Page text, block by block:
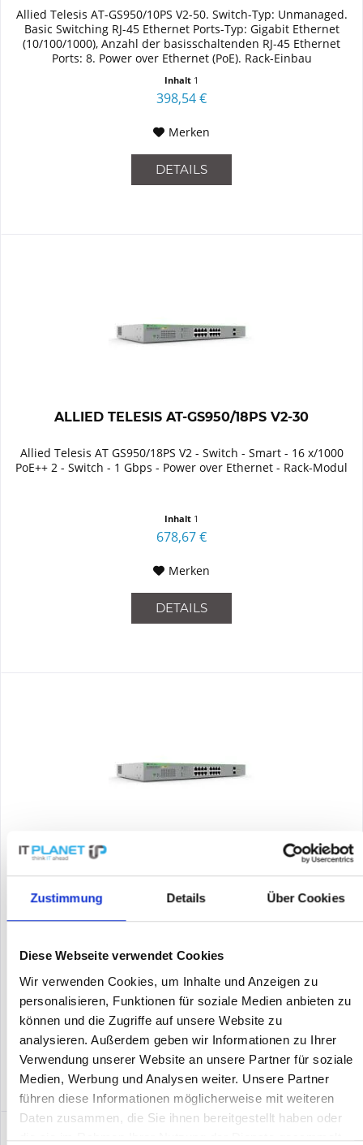
Zustimmung Details Über Cookies
Diese Webseite verwendet Cookies
Wir verwenden Cookies, um Inhalte und Anzeigen zu
personalisieren, Funktionen für soziale Medien anbieten zu
können und die Zugriffe auf unsere Website zu
analysieren. Außerdem geben wir Informationen zu Ihrer
Verwendung unserer Website an unsere Partner für soziale
Medien, Werbung und Analysen weiter. Unsere Partner
führen diese Informationen möglicherweise mit weiteren
Daten zusammen, die Sie ihnen bereitgestellt haben oder
Allied Telesis AT-GS950/10PS V2-50. Switch-Typ: Unmanaged.
Basic Switching RJ-45 Ethernet Ports-Typ: Gigabit Ethernet
(10/100/1000), Anzahl der basisschaltenden RJ-45 Ethernet
Ports: 8. Power over Ethernet (PoE). Rack-Einbau
Inhalt 1
398,54 €
Merken
DETAILS
ALLIED TELESIS AT-GS950/18PS V2-30
Allied Telesis AT GS950/18PS V2 - Switch - Smart - 16 x/1000
PoE++ 2 - Switch - 1 Gbps - Power over Ethernet - Rack-Modul
Inhalt 1
678,67 €
Merken
DETAILS
ALLIED TELESIS AT-GS950/18PS-V2-50
Allied Telesis AT-GS950/18PS-V2-50. Switch-Typ: Unmanaged.
Basic Switching RJ-45 Ethernet Ports-Typ: Gigabit Ethernet
(10/100/1000), Anzahl der basisschaltenden RJ-45 Ethernet
Inhalt1
Preis auf Anfrage
Merken
DETAILS